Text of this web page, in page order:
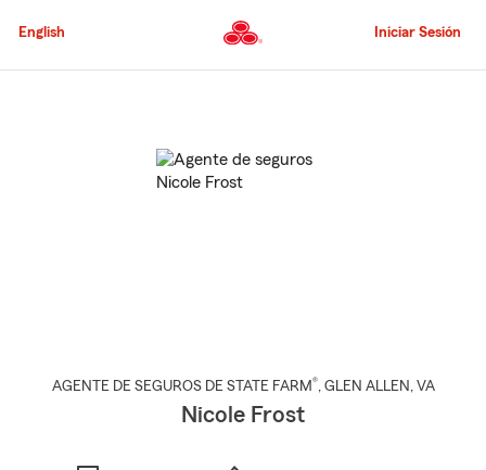
al
principal
English Iniciar Sesión
AGENTE DE SEGUROS DE STATE FARM®, GLEN ALLEN , VA
Nicole Frost